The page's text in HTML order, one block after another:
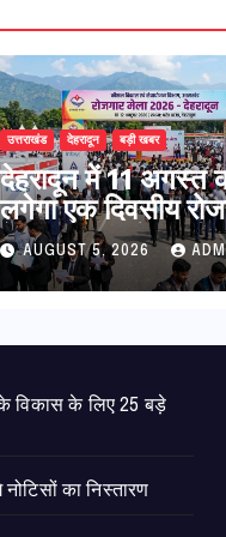
उत्तराखंड देहरादून बड़ी खबर
​देहरादून में 11 अगस्त
लगेगा एक दिवसीय
मेला, 559 पदों पर
AUGUST 5, 2026
के विकास के लिए 25 बड़े
का निस्तारण